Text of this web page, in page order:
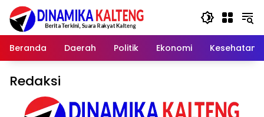
Langsung
konten
Beranda
Daerah Politik Ekonomi Kesehatan
Redaksi